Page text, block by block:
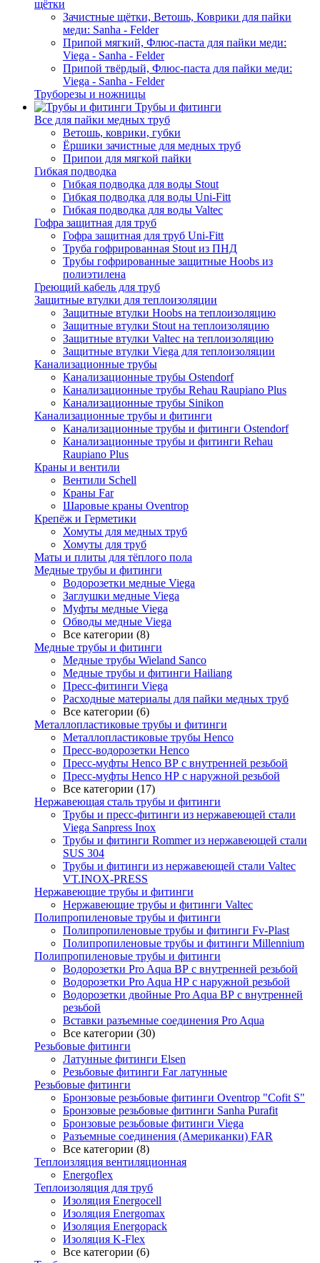
щётки
Зачистные щётки, Ветошь, Коврики для пайки
меди: Sanha - Felder
Припой мягкий, Флюс-паста для пайки меди:
Viega - Sanha - Felder
Припой твёрдый, Флюс-паста для пайки меди:
Viega - Sanha - Felder
Труборезы и ножницы
Трубы и фитинги
Все для пайки медных труб
Ветошь, коврики, губки
Ёршики зачистные для медных труб
Припои для мягкой пайки
Гибкая подводка
Гибкая подводка для воды Stout
Гибкая подводка для воды Uni-Fitt
Гибкая подводка для воды Valtec
Гофра защитная для труб
Гофра защитная для труб Uni-Fitt
Труба гофрированная Stout из ПНД
Трубы гофрированные защитные Hoobs из
полиэтилена
Греющий кабель для труб
Защитные втулки для теплоизоляции
Защитные втулки Hoobs на теплоизоляцию
Защитные втулки Stout на теплоизоляцию
Защитные втулки Valtec на теплоизоляцию
Защитные втулки Viega для теплоизоляции
Канализационные трубы
Канализационные трубы Ostendorf
Канализационные трубы Rehau Raupiano Plus
Канализационные трубы Sinikon
Канализационные трубы и фитинги
Канализационные трубы и фитинги Ostendorf
Канализационные трубы и фитинги Rehau
Raupiano Plus
Краны и вентили
Вентили Schell
Краны Far
Шаровые краны Oventrop
Крепёж и Герметики
Хомуты для медных труб
Хомуты для труб
Маты и плиты для тёплого пола
Медные трубы и фитинги
Водорозетки медные Viega
Заглушки медные Viega
Муфты медные Viega
Обводы медные Viega
Все категории (8)
Медные трубы и фитинги
Медные трубы Wieland Sanco
Медные трубы и фитинги Hailiang
Пресс-фитинги Viega
Расходные материалы для пайки медных труб
Все категории (6)
Металлопластиковые трубы и фитинги
Металлопластиковые трубы Henco
Пресс-водорозетки Henco
Пресс-муфты Henco ВР с внутренней резьбой
Пресс-муфты Henco НР с наружной резьбой
Все категории (17)
Нержавеющая сталь трубы и фитинги
Трубы и пресс-фитинги из нержавеющей стали
Viega Sanpress Inox
Трубы и фитинги Rommer из нержавеющей стали
SUS 304
Трубы и фитинги из нержавеющей стали Valtec
VT.INOX-PRESS
Нержавеющие трубы и фитинги
Нержавеющие трубы и фитинги Valtec
Полипропиленовые трубы и фитинги
Полипропиленовые трубы и фитинги Fv-Plast
Полипропиленовые трубы и фитинги Millennium
Полипропиленовые трубы и фитинги
Водорозетки Pro Aqua ВР с внутренней резьбой
Водорозетки Pro Aqua НР с наружной резьбой
Водорозетки двойные Pro Aqua ВР с внутренней
резьбой
Вставки разъемные соединения Pro Aqua
Все категории (30)
Резьбовые фитинги
Латунные фитинги Elsen
Резьбовые фитинги Far латунные
Резьбовые фитинги
Бронзовые резьбовые фитинги Oventrop "Cofit S"
Бронзовые резьбовые фитинги Sanha Purafit
Бронзовые резьбовые фитинги Viega
Разъемные соединения (Американки) FAR
Все категории (8)
Теплоизляция вентиляционная
Energoflex
Теплоизоляция для труб
Изоляция Energocell
Изоляция Energomax
Изоляция Energopack
Изоляция K-Flex
Все категории (6)